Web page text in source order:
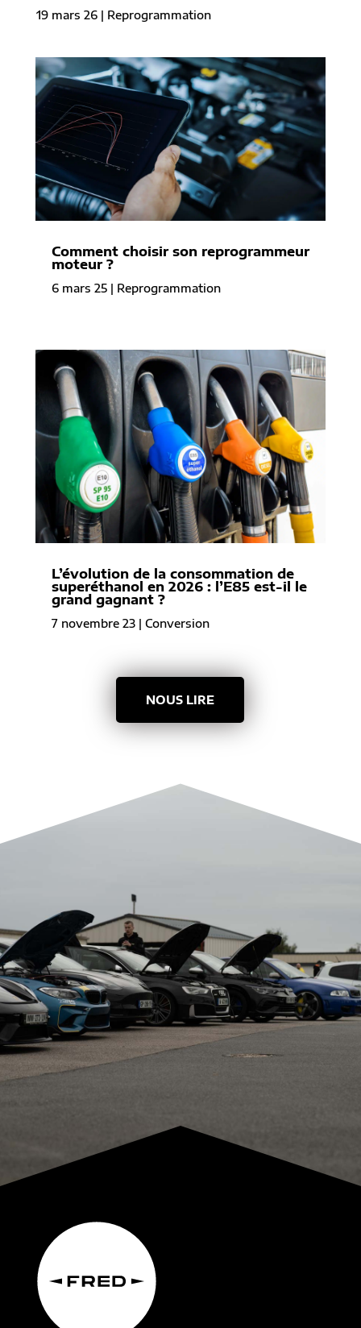
19 mars 26| Reprogrammation
Comment choisir son reprogrammeur
moteur ?
6 mars 25| Reprogrammation
L’évolution de la consommation de
superéthanol en 2026 : l’E85 est-il le
grand gagnant ?
7 novembre 23| Conversion
NOUS LIRE